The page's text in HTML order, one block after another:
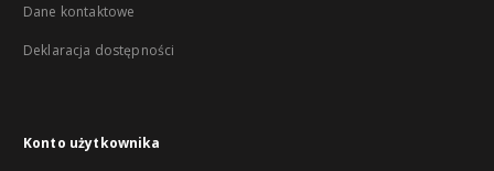
Dane kontaktowe
Deklaracja dostępności
Konto użytkownika